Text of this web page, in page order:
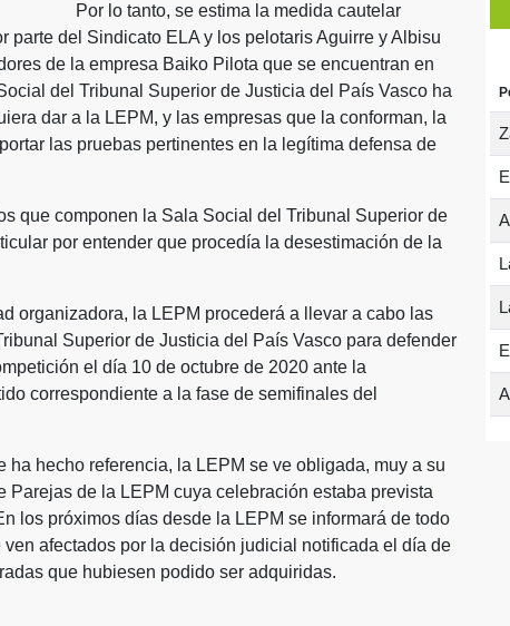
Por lo tanto, se estima la medida cautelar
parte del Sindicato ELA y los pelotaris Aguirre y Albisu
de la empresa Baiko Pilota que se encuentran en
del Tribunal Superior de Justicia del País Vasco ha
dar a la LEPM, y las empresas que la conforman, la
las pruebas pertinentes en la legítima defensa de
que componen la Sala Social del Tribunal Superior de
por entender que procedía la desestimación de la
organizadora, la LEPM procederá a llevar a cabo las
Superior de Justicia del País Vasco para defender
el día 10 de octubre de 2020 ante la
correspondiente a la fase de semifinales del
hecho referencia, la LEPM se ve obligada, muy a su
Parejas de la LEPM cuya celebración estaba prevista
los próximos días desde la LEPM se informará de todo
afectados por la decisión judicial notificada el día de
que hubiesen podido ser adquiridas.